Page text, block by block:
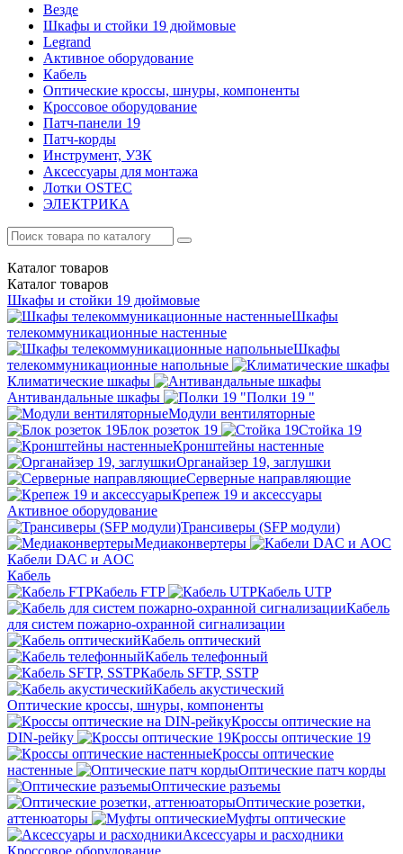
Везде
Шкафы и стойки 19 дюймовые
Legrand
Активное оборудование
Кабель
Оптические кроссы, шнуры, компоненты
Кроссовое оборудование
Патч-панели 19
Патч-корды
Инструмент, УЗК
Аксессуары для монтажа
Лотки OSTEC
ЭЛЕКТРИКА
Каталог товаров
Каталог товаров
Шкафы и стойки 19 дюймовые
Шкафы
телекоммуникационные настенные
Шкафы
телекоммуникационные напольные
Климатические шкафы
Антивандальные шкафы
Полки 19 "
Модули вентиляторные
Блок розеток 19
Стойка 19
Кронштейны настенные
Органайзер 19, заглушки
Серверные направляющие
Крепеж 19 и аксессуары
Активное оборудование
Трансиверы (SFP модули)
Медиаконвертеры
Кабели DAC и AOC
Кабель
Кабель FTP
Кабель UTP
Кабель
для систем пожарно-охранной сигнализации
Кабель оптический
Кабель телефонный
Кабель SFTP, SSTP
Кабель акустический
Оптические кроссы, шнуры, компоненты
Кроссы оптические на
DIN-рейку
Кроссы оптические 19
Кроссы оптические
настенные
Оптические патч корды
Оптические разъемы
Оптические розетки,
аттенюаторы
Муфты оптические
Аксессуары и расходники
Кроссовое оборудование